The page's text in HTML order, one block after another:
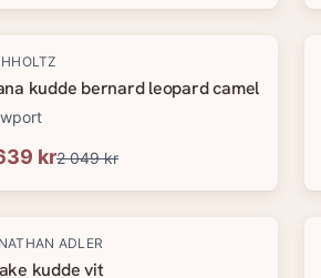
%
kudde bernard leopard camel
kr2 049 kr
% ADLER
kudde vit